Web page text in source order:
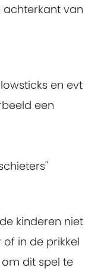
van
en evt
een
kinderen niet
in de prikkel
dit spel te